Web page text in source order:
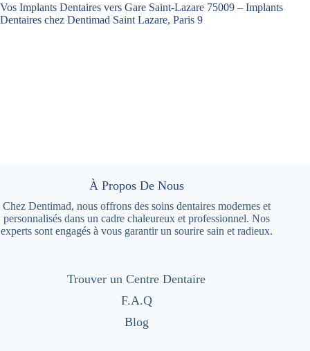
Vos Implants Dentaires vers Gare Saint-Lazare 75009 – Implants
Dentaires chez Dentimad Saint Lazare, Paris 9
À Propos De Nous
Chez Dentimad, nous offrons des soins dentaires modernes et
personnalisés dans un cadre chaleureux et professionnel. Nos
experts sont engagés à vous garantir un sourire sain et radieux.
Trouver un Centre Dentaire
F.A.Q
Blog